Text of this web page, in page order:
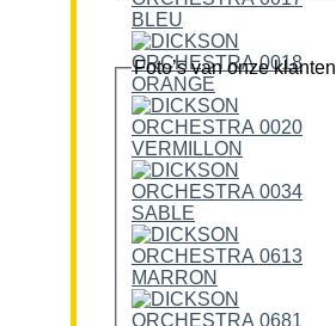
Foto’s van onze klanten